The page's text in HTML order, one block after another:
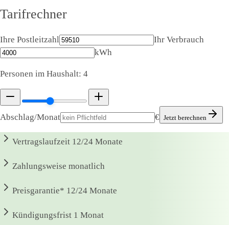
Tarifrechner
Ihre Postleitzahl
Ihr Verbrauch
kWh
Personen im Haushalt: 4
Abschlag/Monat € Jetzt berechnen
Vertragslaufzeit 12/24 Monate
Zahlungsweise monatlich
Preisgarantie* 12/24 Monate
Kündigungsfrist 1 Monat